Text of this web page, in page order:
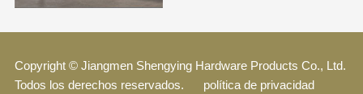
Copyright © Jiangmen Shengying Hardware Products Co., Ltd.
Todos los derechos reservados.
política de privacidad